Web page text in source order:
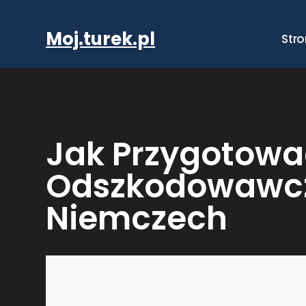
Moj.turek.pl
Jak
Niemczech